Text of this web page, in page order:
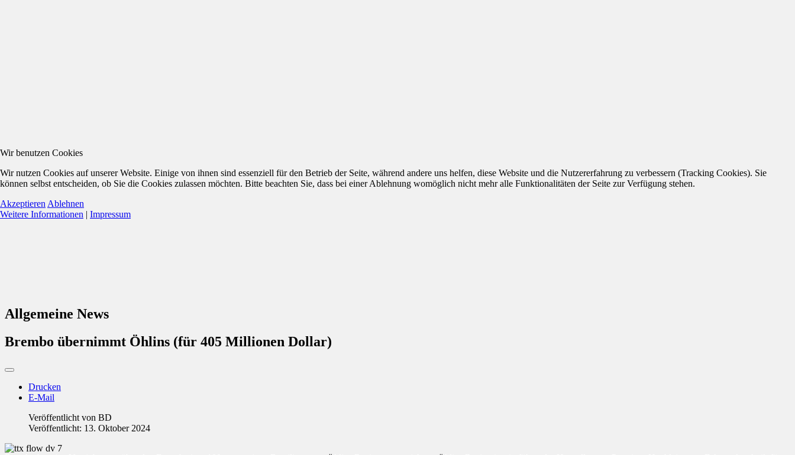
Allgemeine News
Brembo übernimmt Öhlins (für 405 Millionen Dollar)
Drucken
E-Mail
Veröffentlicht von BD
Veröffentlicht: 13. Oktober 2024
Wir benutzen Cookies
Wir nutzen Cookies auf unserer Website. Einige von ihnen sind essenziell für den Betrieb der Seite, während andere uns helfen, diese Website und die Nutzererfahrung zu verbessern (Tracking Cookies). Sie
können selbst entscheiden, ob Sie die Cookies zulassen möchten. Bitte beachten Sie, dass bei einer Ablehnung womöglich nicht mehr alle Funktionalitäten der Seite zur Verfügung stehen.
Akzeptieren Ablehnen
Weitere Informationen | Impressum